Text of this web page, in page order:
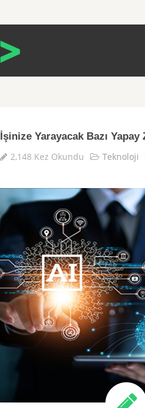
İşinize Yarayacak Bazı Yapay
2,148 Kez Okundu
Teknoloji